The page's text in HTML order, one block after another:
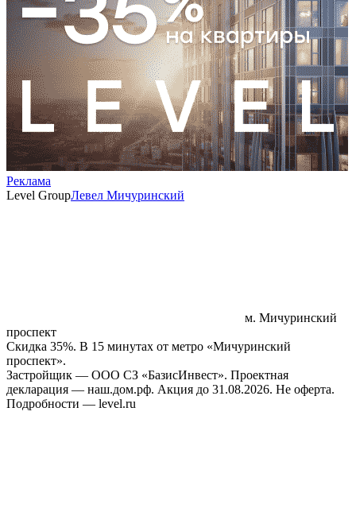
Реклама
Level GroupЛевел Мичуринский
м. Мичуринский
проспект
Скидка 35%. В 15 минутах от метро «Мичуринский
проспект».
Застройщик — ООО СЗ «БазисИнвест». Проектная
декларация — наш.дом.рф. Акция до 31.08.2026. Не оферта.
Подробности — level.ru